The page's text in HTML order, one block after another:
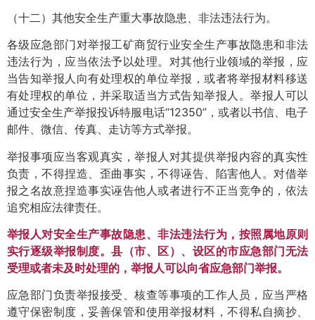
（十二）其他安全生产重大事故隐患、非法违法行为。
各级应急部门对举报工矿商贸行业安全生产事故隐患和非法
违法行为，应当依法予以处理。对其他行业领域的举报，应
当告知举报人向有处理权的单位举报，或者将举报材料移送
有处理权的单位，并采取适当方式告知举报人。举报人可以
通过安全生产举报投诉特服电话“12350”，或者以书信、电子
邮件、微信、传真、走访等方式举报。
举报事项应当客观真实，举报人对其提供举报内容的真实性
负责，不得捏造、歪曲事实，不得诬告、陷害他人。对借举
报之名故意捏造事实诬告他人或者进行不正当竞争的，依法
追究相应法律责任。
举报人对安全生产事故隐患、非法违法行为，按照属地原则
实行逐级举报制度。县（市、区）、设区的市应急部门无法
受理或者未及时处理的，举报人可以向省应急部门举报。
应急部门负责举报接受、核查等事项的工作人员，应当严格
遵守保密制度，妥善保管和使用举报材料，不得私自摘抄、